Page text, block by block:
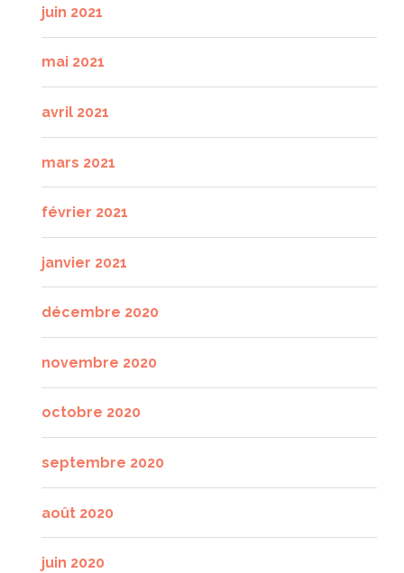
juin 2021
mai 2021
avril 2021
mars 2021
février 2021
janvier 2021
décembre 2020
novembre 2020
octobre 2020
septembre 2020
août 2020
juin 2020